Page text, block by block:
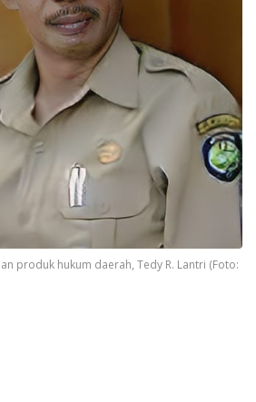
produk hukum daerah, Tedy R. Lantri (Foto: